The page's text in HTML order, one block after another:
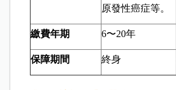
原發性癌症等。
繳費年期 6〜20年
保障期間 終身